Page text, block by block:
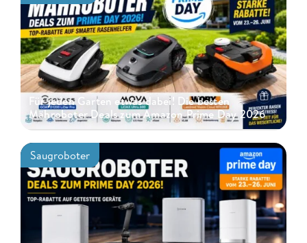
Für jeden Garten etwas dabei! Die besten
Mähroboter Deals zum Amazon Prime Day 2026
Saugroboter